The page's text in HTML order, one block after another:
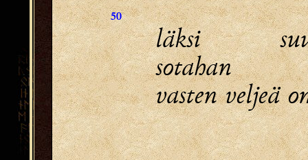
50
läksi
sotahan
vasten veljeä